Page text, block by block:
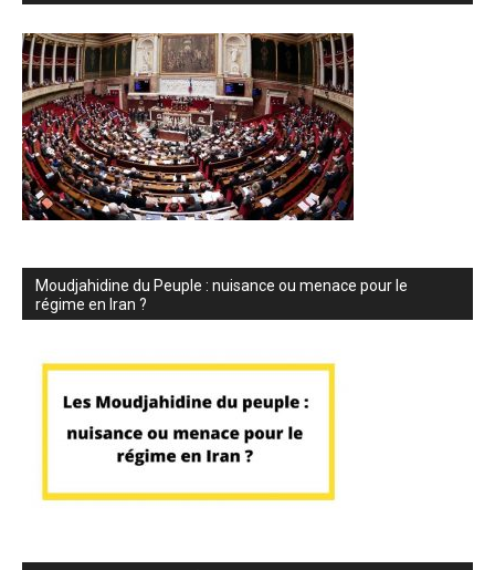
Moudjahidine du Peuple : nuisance ou menace pour le
régime en Iran ?